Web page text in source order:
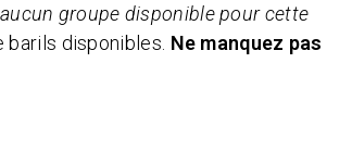
groupe disponible pour cette
barils disponibles. Ne manquez pas